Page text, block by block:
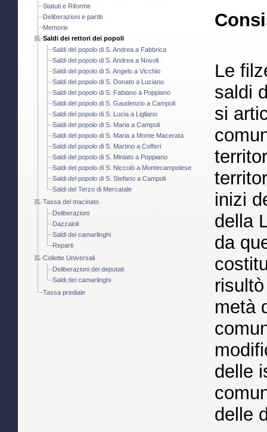
Statuti e Riforme
Deliberazioni e partiti
Memorie
Saldi dei rettori dei popoli
Saldi del popolo di S. Andrea a Fabbrica
Saldi del popolo di S. Andrea a Novoli
Saldi del popolo di S. Angelo a Vicchio
Saldi del popolo di S. Donato a Luciano
Saldi del popolo di S. Fabiano a Poppiano
Saldi del popolo di S. Gaudenzio a Campoli
Saldi del popolo di S. Lucia a Ligliano
Saldi del popolo di S. Maria a Campoli
Saldi del popolo di S. Maria a Monte Macerata
Saldi del popolo di S. Martino a Cofferi
Saldi del popolo di S. Miniato a Poppiano
Saldi del popolo di S. Niccolò a Montecampolese
Saldi del popolo di S. Stefano a Campoli
Saldi del Terzo di Mercatale
Tassa del macinato
Deliberazioni
Dazzaioli
Saldi dei camarlinghi
Reparti
Collette Universali
Deliberazioni dei deputati
Saldi dei camarlinghi
Tassa prediale
Le
saldi
si
inizi
della
da
metà
delle
delle